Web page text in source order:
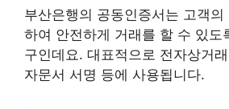
부산은행의 공동인증서는 고객
하여 안전하게 거래를 할 수 있도
구인데요. 대표적으로 전자상거
자문서 서명 등에 사용됩니다.